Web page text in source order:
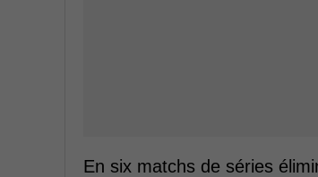
En six matchs de séries